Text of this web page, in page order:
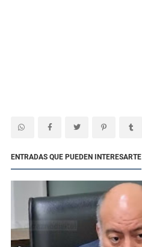
ENTRADAS QUE PUEDEN INTERESARTE